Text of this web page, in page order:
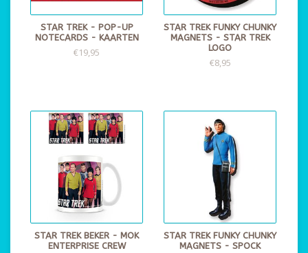
STAR TREK - POP-UP
NOTECARDS - KAARTEN
€19,95
STAR TREK FUNKY CHUNKY
MAGNETS - STAR TREK
LOGO
€8,95
STAR TREK BEKER - MOK
ENTERPRISE CREW
STAR TREK FUNKY CHUNKY
MAGNETS - SPOCK